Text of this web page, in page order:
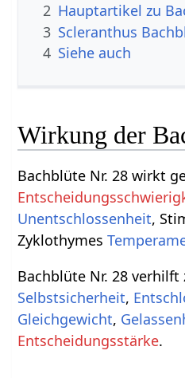
2 Hauptartikel zu
3 Scleranthus
4 Siehe auch
Wirkung der
Bachblüte Nr. 28 wirkt
Unentschlossenheit,
Zyklothymes
Bachblüte Nr. 28 verhilft
Selbstsicherheit,
Gleichgewicht,
Entscheidungsstärke.